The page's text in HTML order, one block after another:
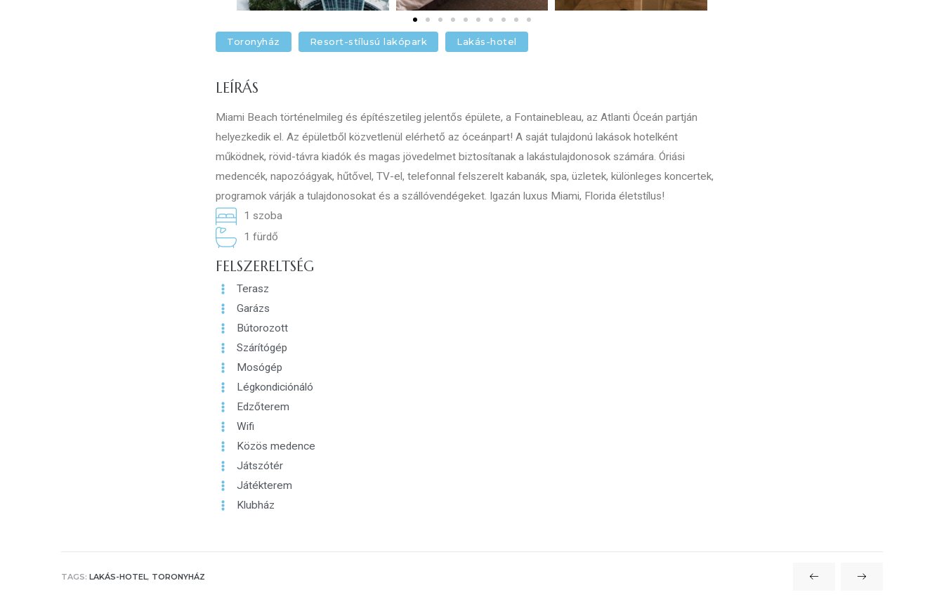
Toronyház Resort-stílusú lakópark Lakás-hotel
LEÍRÁS
Miami Beach történelmileg és építészetileg jelentős épülete, a Fontainebleau, az Atlanti Óceán partján
helyezkedik el. Az épületből közvetlenül elérhető az óceánpart! A saját tulajdonú lakások hotelként
működnek, rövid-távra kiadók és magas jövedelmet biztosítanak a lakástulajdonosok számára. Óriási
medencék, napozóágyak, hűtővel, TV-el, telefonnal felszerelt kabanák, spa, üzletek, különleges koncertek,
programok várják a tulajdonosokat és a szállóvendégeket. Igazán luxus Miami, Florida életstílus!
1 szoba
1 fürdő
FELSZERELTSÉG
Terasz
Garázs
Bútorozott
Szárítógép
Mosógép
Légkondiciónáló
Edzőterem
Wifi
Közös medence
Játszótér
Játékterem
Klubház
TAGS: LAKÁS-HOTEL, TORONYHÁZ